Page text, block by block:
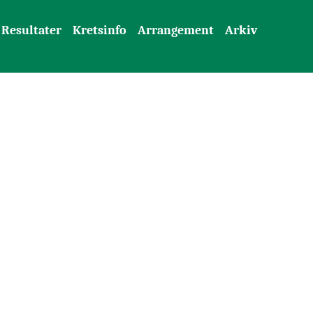
Resultater Kretsinfo Arrangement Arkiv